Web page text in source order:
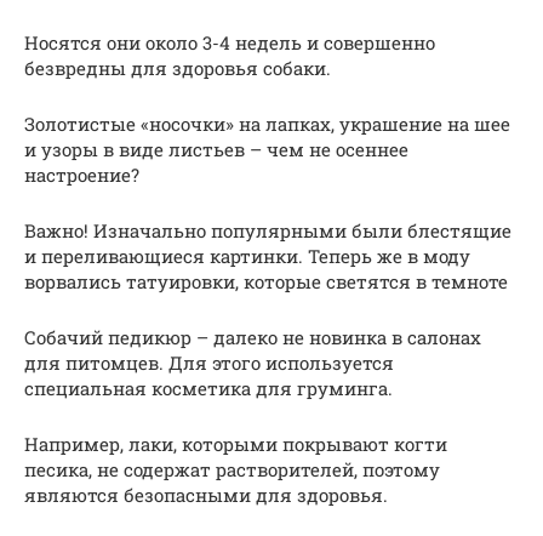
Носятся они около 3-4 недель и совершенно
безвредны для здоровья собаки.
Золотистые «носочки» на лапках, украшение на шее
и узоры в виде листьев – чем не осеннее
настроение?
Важно! Изначально популярными были блестящие
и переливающиеся картинки. Теперь же в моду
ворвались татуировки, которые светятся в темноте
Собачий педикюр – далеко не новинка в салонах
для питомцев. Для этого используется
специальная косметика для груминга.
Например, лаки, которыми покрывают когти
песика, не содержат растворителей, поэтому
являются безопасными для здоровья.